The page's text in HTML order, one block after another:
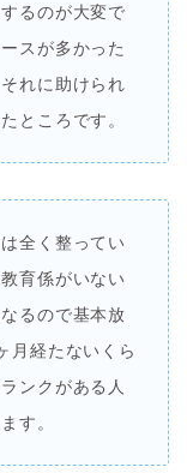
るのが大変で
スが多かった
れに助けられ
ところです。
全く整ってい
育係がいない
るので基本放
月経たないくら
ンクがある人
す。